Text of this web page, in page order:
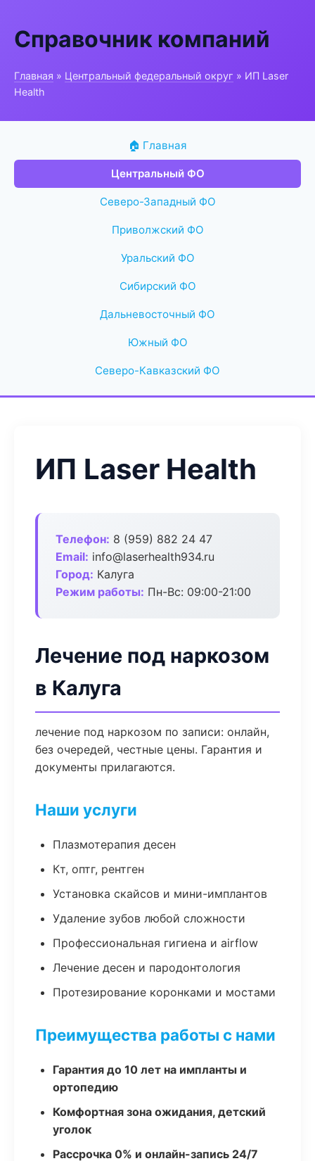
Справочник компаний
Главная » Центральный федеральный округ » ИП Laser
Health
🏠 Главная
Центральный ФО
Северо-Западный ФО
Приволжский ФО
Уральский ФО
Сибирский ФО
Дальневосточный ФО
Южный ФО
Северо-Кавказский ФО
ИП Laser Health
Телефон: 8 (959) 882 24 47
Email: info@laserhealth934.ru
Город: Калуга
Режим работы: Пн-Вс: 09:00-21:00
Лечение под наркозом
в Калуга
лечение под наркозом по записи: онлайн,
без очередей, честные цены. Гарантия и
документы прилагаются.
Наши услуги
Плазмотерапия десен
Кт, оптг, рентген
Установка скайсов и мини-имплантов
Удаление зубов любой сложности
Профессиональная гигиена и airflow
Лечение десен и пародонтология
Протезирование коронками и мостами
Преимущества работы с нами
Гарантия до 10 лет на импланты и
ортопедию
Комфортная зона ожидания, детский
уголок
Рассрочка 0% и онлайн-запись 24/7